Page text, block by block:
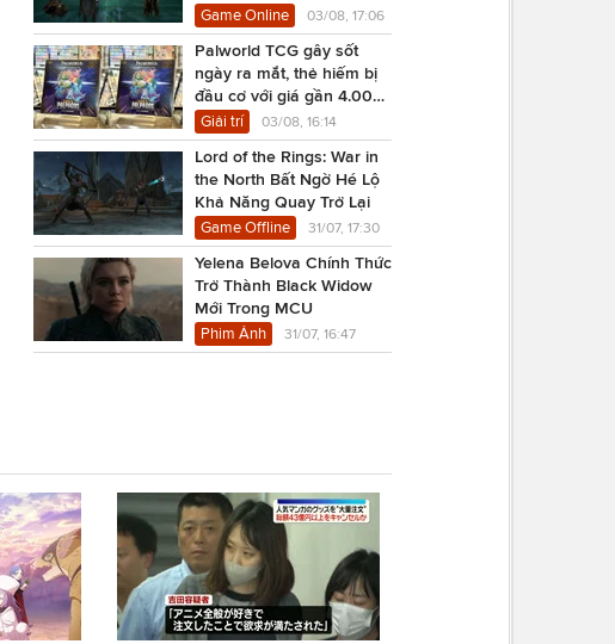
Game Online 03/08, 17:06
Palworld TCG gây sốt
ngày ra mắt, thẻ hiếm bị
đầu cơ với giá gần 4.000
USD
Giải trí 03/08, 16:14
Lord of the Rings: War in
the North Bất Ngờ Hé Lộ
Khả Năng Quay Trở Lại
Game Offline 31/07, 17:30
Yelena Belova Chính Thức
Trở Thành Black Widow
Mới Trong MCU
Phim Ảnh 31/07, 16:47